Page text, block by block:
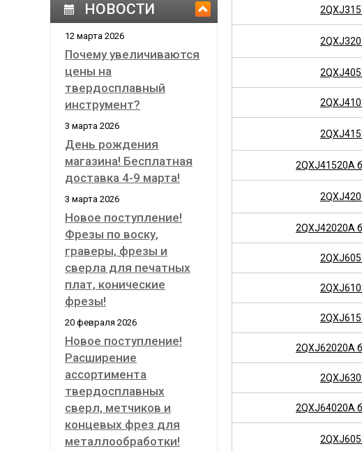
НОВОСТИ
12 марта 2026
Почему увеличиваются
цены на
твердосплавный
инструмент?
3 марта 2026
День рождения
магазина! Бесплатная
доставка 4-9 марта!
3 марта 2026
Новое поступление!
Фрезы по воску,
граверы, фрезы и
сверла для печатных
плат, конические
фрезы!
20 февраля 2026
Новое поступление!
Расширение
ассортимента
твердосплавных
сверл, метчиков и
концевых фрез для
металлообработки!
2QXJ41520A
2QXJ42020A
2QXJ62020A
2QXJ64020A